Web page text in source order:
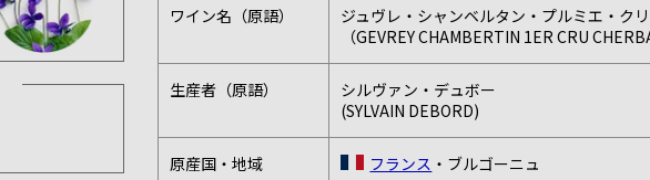
ワイン名（原語）
ジュヴレ・シャンベルタン・プルミエ・ク
（GEVREY CHAMBERTIN 1ER CRU
生産者（原語）
シルヴァン・デュボー
(SYLVAIN DEBORD)
原産国・地域 フランス ・ブルゴーニュ